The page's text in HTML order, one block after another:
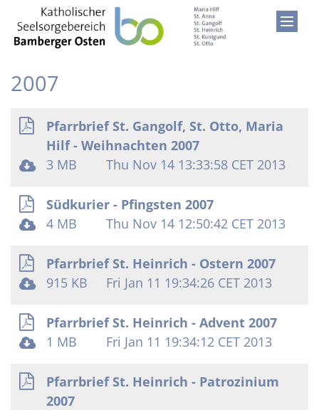
Zum Inhalt springen
2007
Pfarrbrief St. Gangolf, St. Otto, Maria
Hilf - Weihnachten 2007
3 MB
Thu Nov 14 13:33:58 CET 2013
Südkurier - Pfingsten 2007
4 MB
Thu Nov 14 12:50:42 CET 2013
Pfarrbrief St. Heinrich - Ostern 2007
915 KB
Fri Jan 11 19:34:26 CET 2013
Pfarrbrief St. Heinrich - Advent 2007
1 MB
Fri Jan 11 19:34:12 CET 2013
Pfarrbrief St. Heinrich - Patrozinium
2007